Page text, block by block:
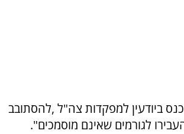
ביודעין למפקדות צה"ל ,להסתובב
לגורמים שאינם מוסמכים".